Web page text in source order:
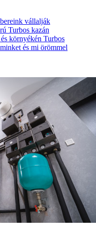
vállalják
Turbos kazán
környékén Turbos
és mi örömmel